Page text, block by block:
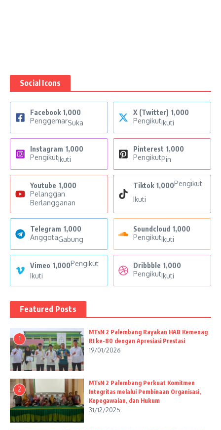
Social Icons
Facebook 1,000
PenggemarSuka
X (Twitter) 1,000
PengikutIkuti
Instagram 1,000
PengikutIkuti
Pinterest 1,000
PengikutPin
Youtube 1,000
Pelanggan
Berlangganan
Tiktok 1,000Pengikut
Ikuti
Telegram 1,000
AnggotaGabung
Soundcloud 1,000
PengikutIkuti
Vimeo 1,000Pengikut
Ikuti
Dribbble 1,000
PengikutIkuti
Featured Posts
1
MTsN 2 Palembang Rayakan HAB Kemenag
RI ke-80 dengan Apresiasi Prestasi
19/01/2026
2
MTsN 2 Palembang Perkuat Komitmen
Integritas melalui Pembinaan Organisasi,
Kepegawaian, dan Hukum
31/12/2025